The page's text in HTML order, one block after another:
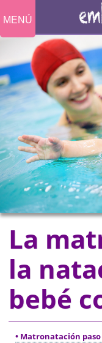
MENÚ
La
la
bebé
• Matronatación